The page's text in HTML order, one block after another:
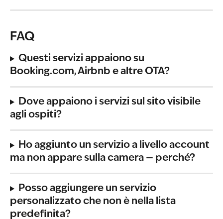
FAQ
Questi servizi appaiono su
Booking.com, Airbnb e altre OTA?
Dove appaiono i servizi sul sito visibile
agli ospiti?
Ho aggiunto un servizio a livello account
ma non appare sulla camera — perché?
Posso aggiungere un servizio
personalizzato che non è nella lista
predefinita?